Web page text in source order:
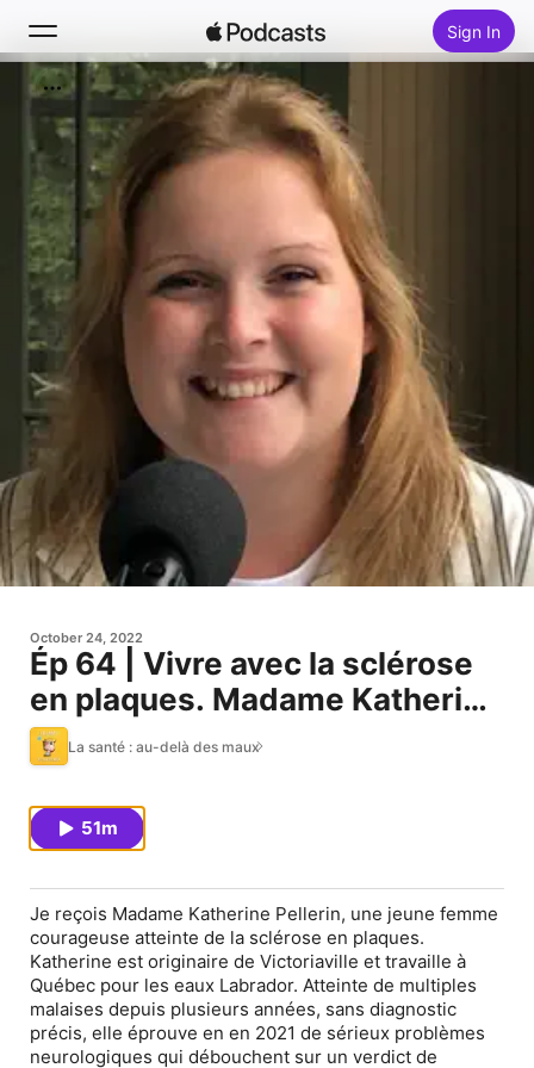
Sign In
Search
Home
New
Top Charts
October 24, 2022
Ép 64 | Vivre avec la sclérose
en plaques. Madame Katherine
Pellerin
La santé : au-delà des maux
51m
Je reçois Madame Katherine Pellerin, une jeune femme
courageuse atteinte de la sclérose en plaques.
Katherine est originaire de Victoriaville et travaille à
Québec pour les eaux Labrador. Atteinte de multiples
malaises depuis plusieurs années, sans diagnostic
précis, elle éprouve en en 2021 de sérieux problèmes
neurologiques qui débouchent sur un verdict de